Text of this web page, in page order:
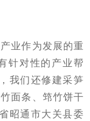
业作为发展的重
针对性的产业帮
我们还修建采笋
面条、筇竹饼干
昭通市大关县委